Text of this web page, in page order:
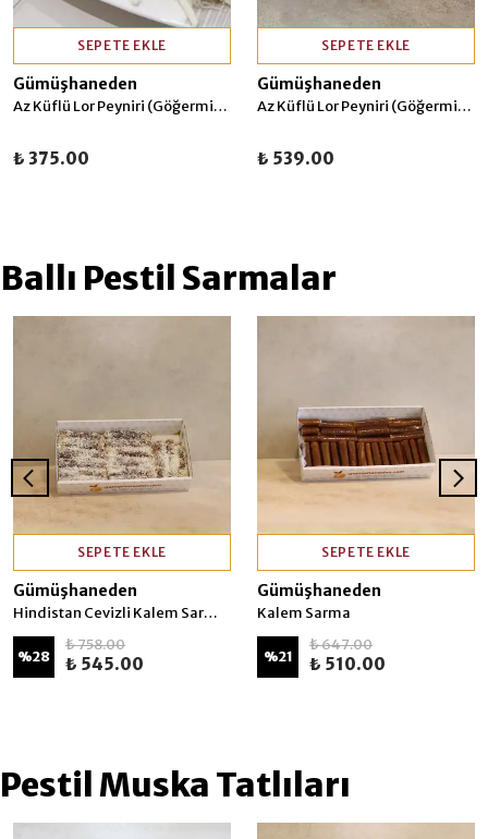
SEPETE EKLE
Gümüşhaneden
Az Küflü Lor Peyniri (Göğermiş) 500 gr
₺ 375.00
SEPETE EKLE
Gümüşhaneden
Az Küflü Lor Peyniri (Göğermiş) 1 Kg
₺ 539.00
Ballı Pestil Sarmalar
SEPETE EKLE
Gümüşhaneden
Hindistan Cevizli Kalem Sarması
%28
₺ 758.00
₺ 545.00
SEPETE EKLE
Gümüşhaneden
Kalem Sarma
%21
₺ 647.00
₺ 510.00
Pestil Muska Tatlıları